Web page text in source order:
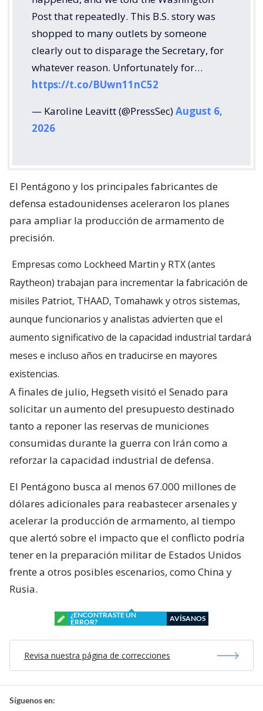
Post that repeatedly. This B.S. story was
shopped to many outlets by someone
clearly out to disparage the Secretary, for
whatever reason. Unfortunately for…
https://t.co/BUwn11nC52
— Karoline Leavitt (@PressSec)August 6,
2026
El Pentágono y los principales fabricantes de
defensa estadounidenses aceleraron los planes
para ampliar la producción de armamento de
precisión.
Empresas como Lockheed Martin y RTX (antes
Raytheon) trabajan para incrementar la fabricación de
misiles Patriot, THAAD, Tomahawk y otros sistemas,
aunque funcionarios y analistas advierten que el
aumento significativo de la capacidad industrial tardará
meses e incluso años en traducirse en mayores
existencias.
A finales de julio, Hegseth visitó el Senado para
solicitar un aumento del presupuesto destinado
tanto a reponer las reservas de municiones
consumidas durante la guerra con Irán como a
reforzar la capacidad industrial de defensa.
El Pentágono busca al menos 67.000 millones de
dólares adicionales para reabastecer arsenales y
acelerar la producción de armamento, al tiempo
que alertó sobre el impacto que el conflicto podría
tener en la preparación militar de Estados Unidos
frente a otros posibles escenarios, como China y
Rusia.
¿ENCONTRASTE UN
ERROR?
AVÍSANOS
Revisa nuestra página de correcciones
Síguenos en: